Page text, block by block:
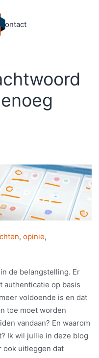
Contact
, opinie,
de belangstelling. Er
authenticatie op basis
voldoende is en dat
toe moet worden
vandaan? En waarom
Ik wil jullie in deze blog
ook uitleggen dat